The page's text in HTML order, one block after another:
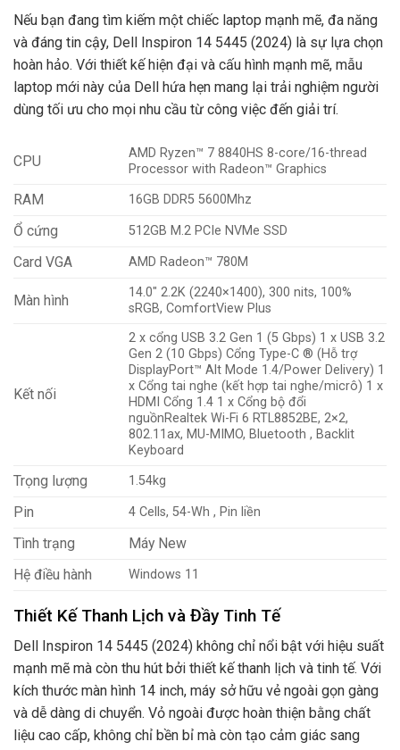
Nếu bạn đang tìm kiếm một chiếc laptop mạnh mẽ, đa năng
và đáng tin cậy, Dell Inspiron 14 5445 (2024) là sự lựa chọn
hoàn hảo. Với thiết kế hiện đại và cấu hình mạnh mẽ, mẫu
laptop mới này của Dell hứa hẹn mang lại trải nghiệm người
dùng tối ưu cho mọi nhu cầu từ công việc đến giải trí.
CPU
AMD Ryzen™ 7 8840HS 8-core/16-thread
Processor with Radeon™ Graphics
RAM 16GB DDR5 5600Mhz
Ổ cứng 512GB M.2 PCIe NVMe SSD
Card VGA AMD Radeon™ 780M
Màn hình
14.0″ 2.2K (2240×1400), 300 nits, 100%
sRGB, ComfortView Plus
Kết nối
2 x cổng USB 3.2 Gen 1 (5 Gbps) 1 x USB 3.2
Gen 2 (10 Gbps) Cổng Type-C ® (Hỗ trợ
DisplayPort™ Alt Mode 1.4/Power Delivery) 1
x Cổng tai nghe (kết hợp tai nghe/micrô) 1 x
HDMI Cổng 1.4 1 x Cổng bộ đổi
nguồnRealtek Wi-Fi 6 RTL8852BE, 2×2,
802.11ax, MU-MIMO, Bluetooth , Backlit
Keyboard
Trọng lượng 1.54kg
Pin 4 Cells, 54-Wh , Pin liền
Tình trạng
Máy New
Hệ điều hành
Windows 11
Thiết Kế Thanh Lịch và Đầy Tinh Tế
Dell Inspiron 14 5445 (2024) không chỉ nổi bật với hiệu suất
mạnh mẽ mà còn thu hút bởi thiết kế thanh lịch và tinh tế. Với
kích thước màn hình 14 inch, máy sở hữu vẻ ngoài gọn gàng
và dễ dàng di chuyển. Vỏ ngoài được hoàn thiện bằng chất
liệu cao cấp, không chỉ bền bỉ mà còn tạo cảm giác sang